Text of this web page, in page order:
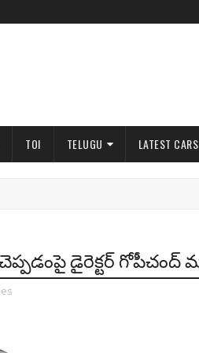
TOI TELUGU LATEST CARS
చెప్పడంపై డైరెక్టర్